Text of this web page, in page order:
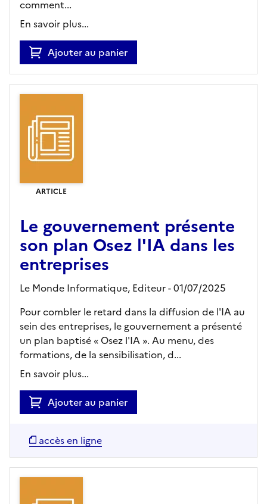
comment...
En savoir plus...
Ajouter au panier
ARTICLE
Le gouvernement présente
son plan Osez l'IA dans les
entreprises
Le Monde Informatique, Editeur- 01/07/2025
Pour combler le retard dans la diffusion de l'IA au
sein des entreprises, le gouvernement a présenté
un plan baptisé « Osez l'IA ». Au menu, des
formations, de la sensibilisation, d...
En savoir plus...
Ajouter au panier
accès en ligne